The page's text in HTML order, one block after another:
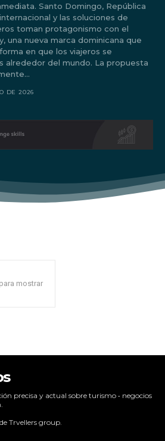
miss
up for our newsletter
stay in the loop.
República
y las soluciones de
toman protagonismo con el
una nueva marca dominicana que
en que los viajeros se
del mundo. La propuesta
DE 2026
mostrar
precisa y actual sobre turismo • negocios
Trvellers group.